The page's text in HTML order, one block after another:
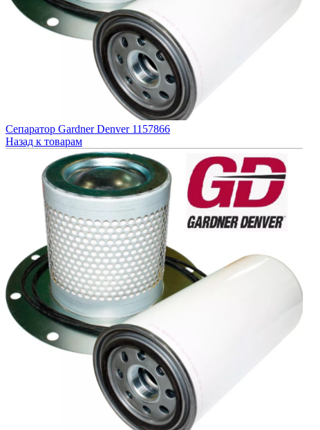
Сепаратор Gardner Denver 1157866
Назад к товарам